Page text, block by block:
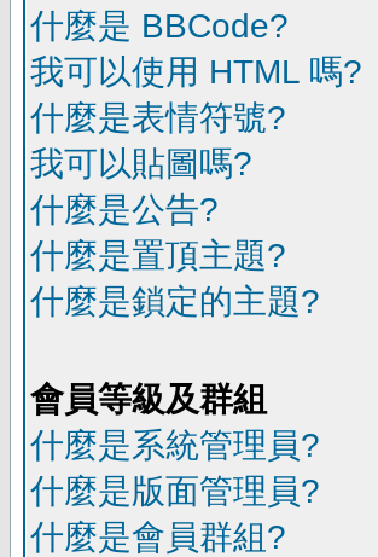
什麼是 BBCode?
我可以使用 HTML 嗎?
什麼是表情符號?
我可以貼圖嗎?
什麼是公告?
什麼是置頂主題?
什麼是鎖定的主題?
會員等級及群組
什麼是系統管理員?
什麼是版面管理員?
什麼是會員群組?